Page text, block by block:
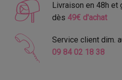
Livraison en 48h et
dès 49€ d'achat
Service client dim.
09 84 02 18 38